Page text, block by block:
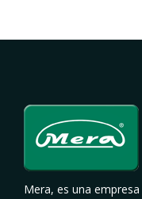
Mera, es una